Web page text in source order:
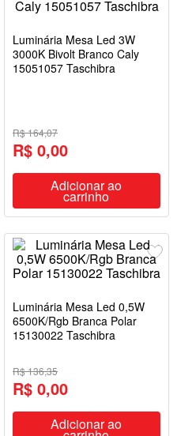
Luminária Mesa Led 3W
3000K Bivolt Branco Caly
15051057 Taschibra
R$ 164,07
R$ 0,00
Adicionar ao
carrinho
Luminária Mesa Led 0,5W
6500K/Rgb Branca Polar
15130022 Taschibra
R$ 136,35
R$ 0,00
Adicionar ao